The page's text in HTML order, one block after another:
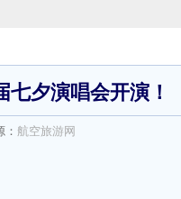
夕演唱会开演！
航空旅游网